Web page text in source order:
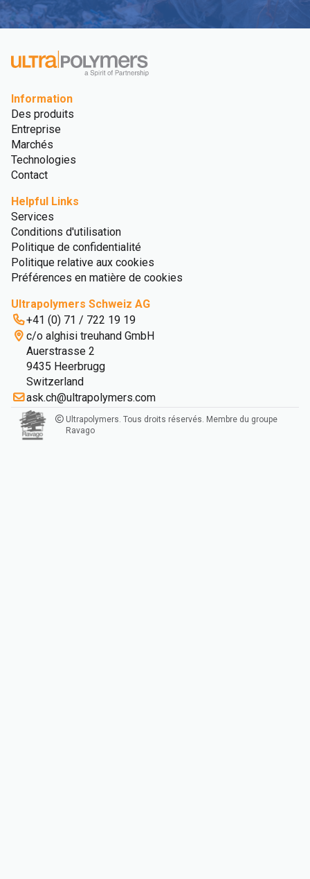
Information
Des produits
Entreprise
Marchés
Technologies
Contact
Helpful Links
Services
Conditions d'utilisation
Politique de confidentialité
Politique relative aux cookies
Préférences en matière de cookies
Ultrapolymers Schweiz AG
+41 (0) 71 / 722 19 19
c/o alghisi treuhand GmbH
Auerstrasse 2
9435 Heerbrugg
Switzerland
ask.ch@ultrapolymers.com
Ultrapolymers. Tous droits réservés. Membre du groupe
Ravago